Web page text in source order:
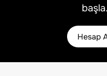
başla.
Hesap